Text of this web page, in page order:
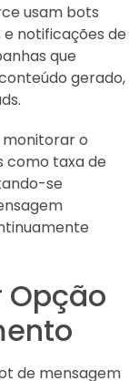
usam bots
notificações de
que
gerado,
o
como taxa de
se
Opção
de mensagem